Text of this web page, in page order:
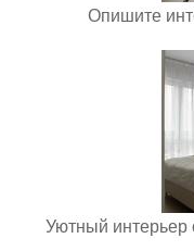
Опишите
Уютный интерьер